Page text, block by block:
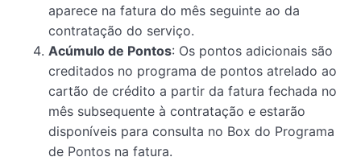
aparece na fatura do mês seguinte ao da
contratação do serviço.
Acúmulo de Pontos: Os pontos adicionais são
creditados no programa de pontos atrelado ao
cartão de crédito a partir da fatura fechada no
mês subsequente à contratação e estarão
disponíveis para consulta no Box do Programa
de Pontos na fatura.